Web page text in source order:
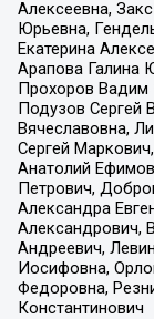
Алексеевна,
Юрьевна,
Екатерина
Арапова Галина
Прохоров Вадим
Подузов Сергей
Вячеславовна,
Сергей
Анатолий
Петрович,
Александра
Александрович,
Андреевич,
Иосифовна,
Федоровна,
Константинович